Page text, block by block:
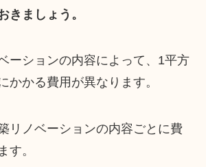
きましょう。
ーションの内容によって、1平方
かかる費用が異なります。
リノベーションの内容ごとに費
す。